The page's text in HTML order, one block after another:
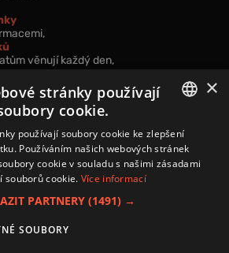
věnují každý den,
znalostí.
vyjadřujete svůj souhlas spodmínkami
.
cookies
CZECH
×
stránky používají
cookie.
používají soubory cookie ke zlepšení
Používáním našich webových stránek
cookie v souladu s našimi zásadami
souborů cookie. Více informací
PARTNERY (1491) →
SOUBORY